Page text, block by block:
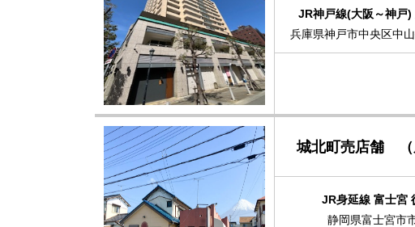
JR神戸線(大阪～神戸)
兵庫県神戸市中央区中
城北町売店舗 （
JR身延線 富士宮
静岡県富士宮市